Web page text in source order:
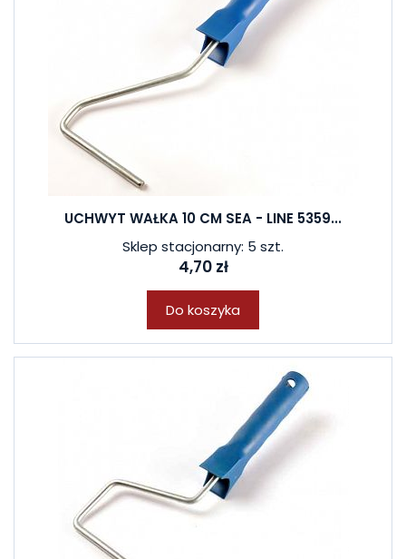
UCHWYT WAŁKA 10 CM SEA - LINE 5359...
Sklep stacjonarny: 5 szt.
4,70 zł
Do koszyka